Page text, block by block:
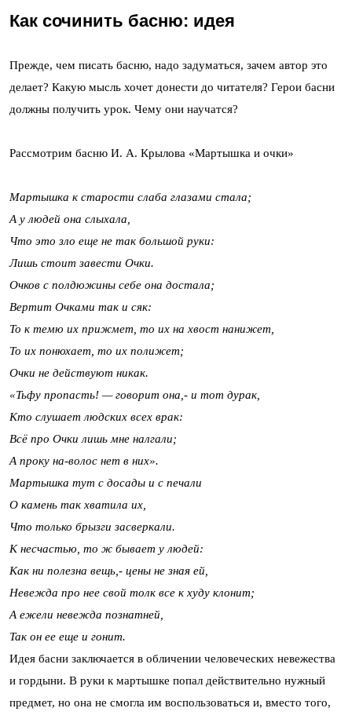
Как сочинить басню: идея
Прежде, чем писать басню, надо задуматься, зачем автор это
делает? Какую мысль хочет донести до читателя? Герои басни
должны получить урок. Чему они научатся?
Рассмотрим басню И. А. Крылова «Мартышка и очки»
Мартышка к старости слаба глазами стала;
А у людей она слыхала,
Что это зло еще не так большой руки:
Лишь стоит завести Очки.
Очков с полдюжины себе она достала;
Вертит Очками так и сяк:
То к темю их прижмет, то их на хвост нанижет,
То их понюхает, то их полижет;
Очки не действуют никак.
«Тьфу пропасть! — говорит она,- и тот дурак,
Кто слушает людских всех врак:
Всё про Очки лишь мне налгали;
А проку на-волос нет в них».
Мартышка тут с досады и с печали
О камень так хватила их,
Что только брызги засверкали.
К несчастью, то ж бывает у людей:
Как ни полезна вещь,- цены не зная ей,
Невежда про нее свой толк все к худу клонит;
А ежели невежда познатней,
Так он ее еще и гонит.
Идея басни заключается в обличении человеческих невежества
и гордыни. В руки к мартышке попал действительно нужный
предмет, но она не смогла им воспользоваться и, вместо того,